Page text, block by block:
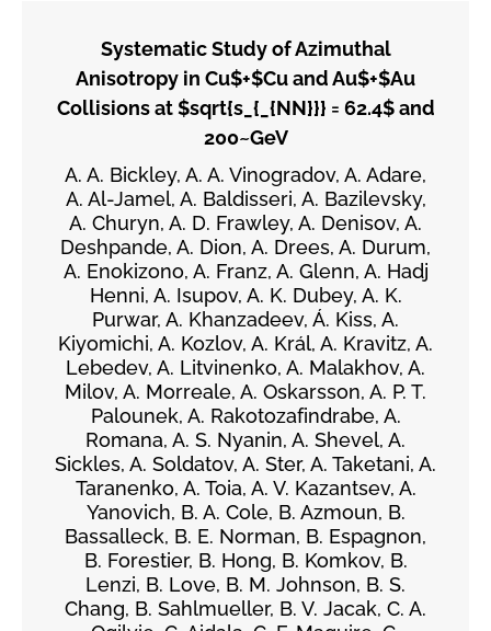
Systematic Study of Azimuthal
Anisotropy in Cu$+$Cu and Au$+$Au
Collisions at $sqrt{s_{_{NN}}} = 62.4$ and
200~GeV
A. A. Bickley, A. A. Vinogradov, A. Adare,
A. Al-Jamel, A. Baldisseri, A. Bazilevsky,
A. Churyn, A. D. Frawley, A. Denisov, A.
Deshpande, A. Dion, A. Drees, A. Durum,
A. Enokizono, A. Franz, A. Glenn, A. Hadj
Henni, A. Isupov, A. K. Dubey, A. K.
Purwar, A. Khanzadeev, Á. Kiss, A.
Kiyomichi, A. Kozlov, A. Král, A. Kravitz, A.
Lebedev, A. Litvinenko, A. Malakhov, A.
Milov, A. Morreale, A. Oskarsson, A. P. T.
Palounek, A. Rakotozafindrabe, A.
Romana, A. S. Nyanin, A. Shevel, A.
Sickles, A. Soldatov, A. Ster, A. Taketani, A.
Taranenko, A. Toia, A. V. Kazantsev, A.
Yanovich, B. A. Cole, B. Azmoun, B.
Bassalleck, B. E. Norman, B. Espagnon,
B. Forestier, B. Hong, B. Komkov, B.
Lenzi, B. Love, B. M. Johnson, B. S.
Chang, B. Sahlmueller, B. V. Jacak, C. A.